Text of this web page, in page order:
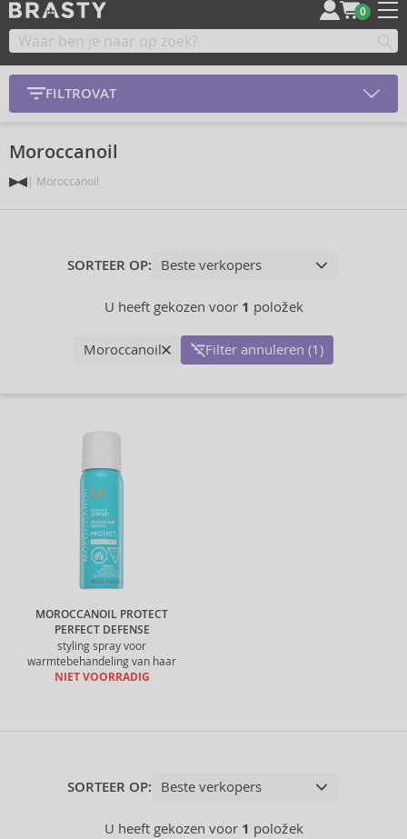
0
FILTROVAT
Moroccanoil
Moroccanoil
SORTEER OP:
U heeft gekozen voor 1 položek
Moroccanoil Filter annuleren (1)
MOROCCANOIL PROTECT
PERFECT DEFENSE
styling spray voor
warmtebehandeling van haar
NIET VOORRADIG
SORTEER OP:
U heeft gekozen voor 1 položek